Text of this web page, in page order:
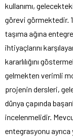
kullanımı,
görevi görmektedir.
taşıma ağına
ihtiyaçlarını
kararlılığını
gelmekten verimli
projenin dersleri,
dünya çapında
incelenmelidir.
entegrasyonu